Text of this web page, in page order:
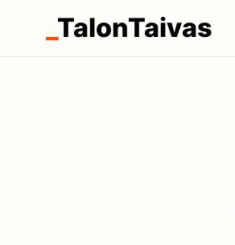
TalonTaivas